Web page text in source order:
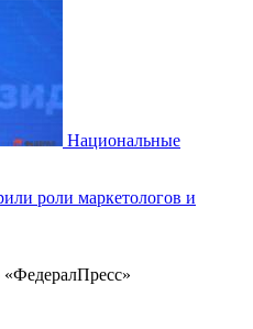
Национальные
роли маркетологов и